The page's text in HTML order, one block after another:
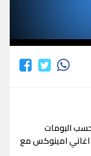
البومات
امينوكس مع